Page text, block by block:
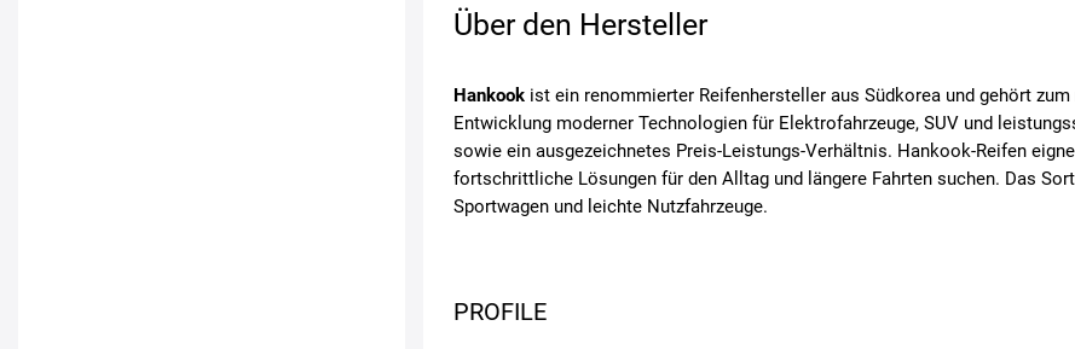
Über den Hersteller
Hankook ist ein renommierter Reifenhersteller aus Südkorea und gehört zum
Entwicklung moderner Technologien für Elektrofahrzeuge, SUV und
sowie ein ausgezeichnetes Preis-Leistungs-Verhältnis. Hankook-Reifen
fortschrittliche Lösungen für den Alltag und längere Fahrten suchen. Das
Sportwagen und leichte Nutzfahrzeuge.
PROFILE